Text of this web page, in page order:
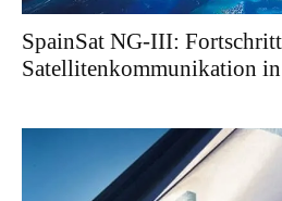
SpainSat NG-III:
Satellitenkommunikation